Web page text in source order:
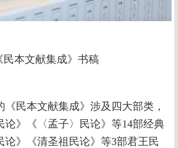
民本文献集成》书稿
民本文献集成》涉及四大部类，
论》《〈孟子〉民论》等14部经典
论》《清圣祖民论》等3部君王民